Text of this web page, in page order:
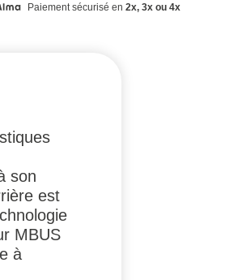
Paiement sécurisé en 2x, 3x ou 4x
son
est
MBUS
à